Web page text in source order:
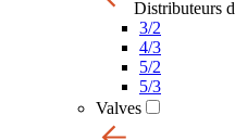
Distributeurs
3/2
4/3
5/2
5/3
Valves